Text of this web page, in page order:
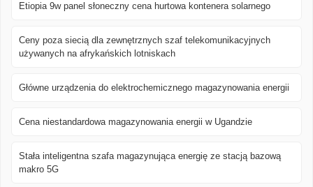
Etiopia 9w panel słoneczny cena hurtowa kontenera solarnego
Ceny poza siecią dla zewnętrznych szaf telekomunikacyjnych
używanych na afrykańskich lotniskach
Główne urządzenia do elektrochemicznego magazynowania energii
Cena niestandardowa magazynowania energii w Ugandzie
Stała inteligentna szafa magazynująca energię ze stacją bazową
makro 5G